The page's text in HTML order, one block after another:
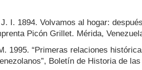
I. 1894. Volvamos al hogar:
Picón Grillet. Mérida,
1995. “Primeras relaciones
Boletín de Historia de